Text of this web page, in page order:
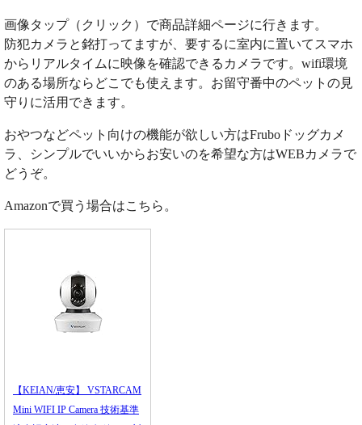
画像タップ（クリック）で商品詳細ページに行きます。
防犯カメラと銘打ってますが、要するに室内に置いてスマホ
からリアルタイムに映像を確認できるカメラです。wifi環境
のある場所ならどこでも使えます。お留守番中のペットの見
守りに活用できます。
おやつなどペット向けの機能が欲しい方はFruboドッグカメ
ラ、シンプルでいいからお安いのを希望な方はWEBカメラで
どうぞ。
Amazonで買う場合はこちら。
【KEIAN/恵安】 VSTARCAM
Mini WIFI IP Camera 技術基準